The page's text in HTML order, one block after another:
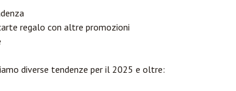
regalo con altre promozioni
diverse tendenze per il 2025 e oltre: